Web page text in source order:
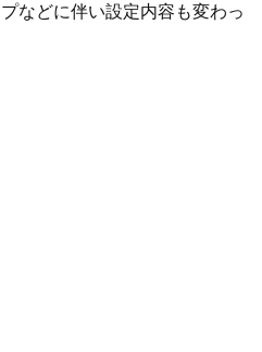
などに伴い設定内容も変わっ